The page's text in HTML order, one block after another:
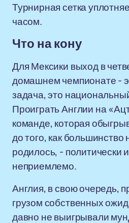
Турнирная сетка
часом.
Что на кону
Для Мексики выход в
домашнем чемпионате -
задача, это
Проиграть Англии на
команде, которая
до того, как
родилось, - политически
неприемлемо.
Англия, в свою очередь,
грузом собственных
давно не выигрывали